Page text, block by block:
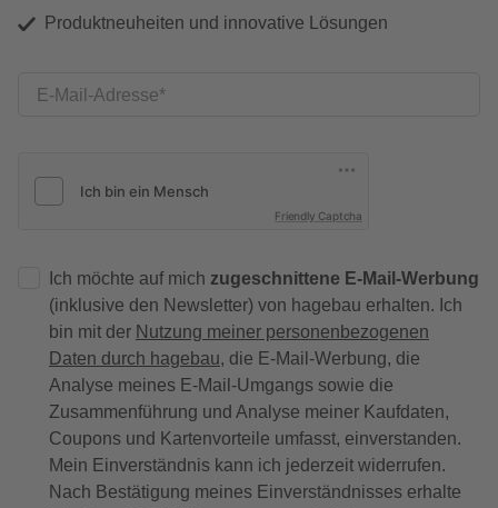
Produktneuheiten und innovative Lösungen
E-Mail-Adresse
Friendly Captcha
Ich möchte auf mich zugeschnittene E-Mail-Werbung
(inklusive den Newsletter) von hagebau erhalten. Ich
bin mit der Nutzung meiner personenbezogenen
Daten durch hagebau, die E-Mail-Werbung, die
Analyse meines E-Mail-Umgangs sowie die
Zusammenführung und Analyse meiner Kaufdaten,
Coupons und Kartenvorteile umfasst, einverstanden.
Mein Einverständnis kann ich jederzeit widerrufen.
Nach Bestätigung meines Einverständnisses erhalte